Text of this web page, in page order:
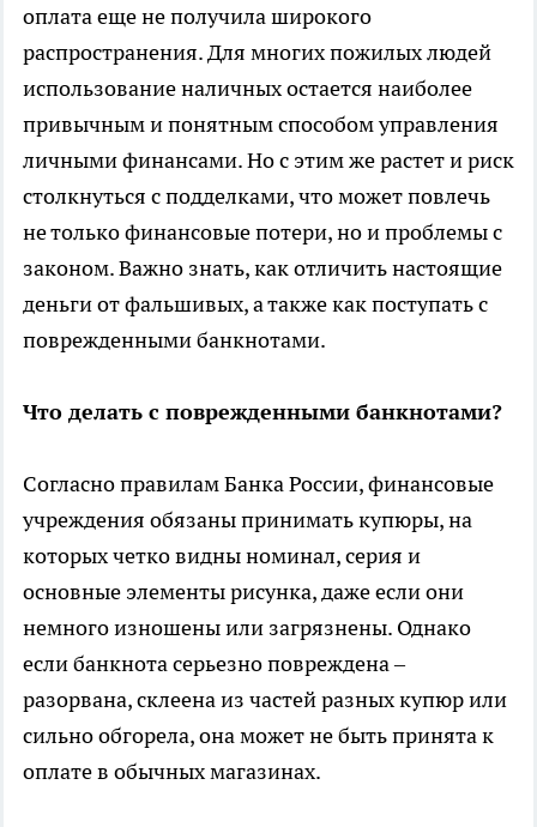
оплата еще не получила широкого
распространения. Для многих пожилых людей
использование наличных остается наиболее
привычным и понятным способом управления
личными финансами. Но с этим же растет и риск
столкнуться с подделками, что может повлечь
не только финансовые потери, но и проблемы с
законом. Важно знать, как отличить настоящие
деньги от фальшивых, а также как поступать с
поврежденными банкнотами.
Что делать с поврежденными банкнотами?
Согласно правилам Банка России, финансовые
учреждения обязаны принимать купюры, на
которых четко видны номинал, серия и
основные элементы рисунка, даже если они
немного изношены или загрязнены. Однако
если банкнота серьезно повреждена –
разорвана, склеена из частей разных купюр или
сильно обгорела, она может не быть принята к
оплате в обычных магазинах.